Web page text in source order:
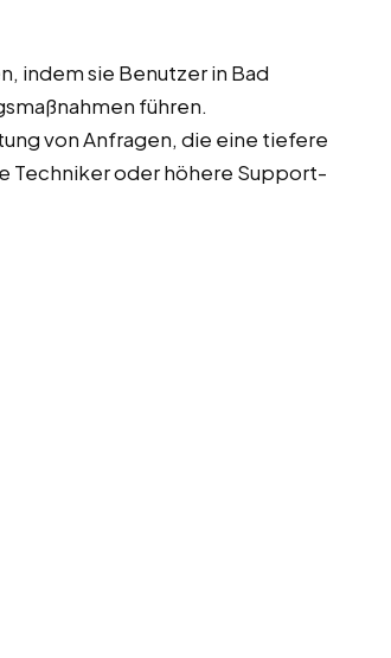
indem sie Benutzer in Bad
führen.
von Anfragen, die eine tiefere
Techniker oder höhere Support-